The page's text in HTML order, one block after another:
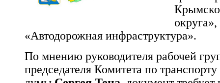
округа»,
«Автодорожная инфраструктура».
По мнению руководителя рабочей
председателя Комитета по